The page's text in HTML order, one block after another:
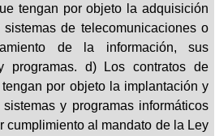
tengan por objeto la adquisición
de telecomunicaciones o
de la información, sus
programas. d) Los contratos de
por objeto la implantación y
y programas informáticos
cumplimiento al mandato de la Ley